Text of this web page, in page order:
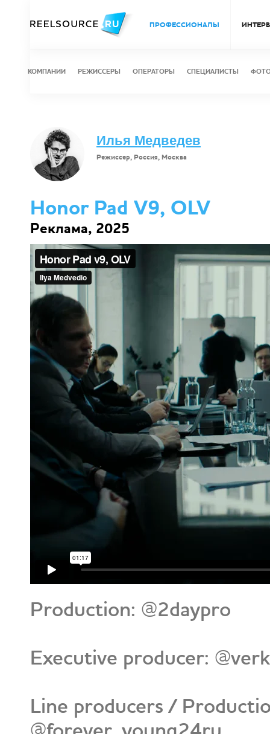
ПРОФЕССИОНАЛЫ
КОМПАНИИ РЕЖИССЕРЫ ОПЕРАТОРЫ СПЕЦИАЛИСТЫ
Илья Медведев
Режиссер, Россия, Москва
Honor Pad V9, OLV
Реклама, 2025
Production: @2daypro
Executive producer:
Line producers /